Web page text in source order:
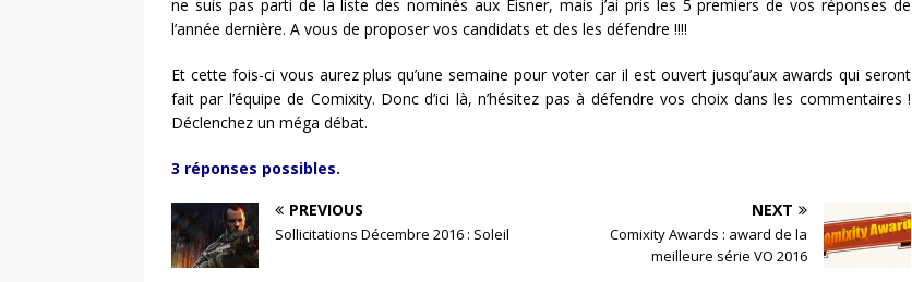
ne suis pas parti de la liste des nominés aux Eisner, mais j’ai pris les 5 premiers de vos réponses de
l’année dernière. A vous de proposer vos candidats et des les défendre !!!!
Et cette fois-ci vous aurez plus qu’une semaine pour voter car il est ouvert jusqu’aux awards qui seront
fait par l’équipe de Comixity. Donc d’ici là, n’hésitez pas à défendre vos choix dans les commentaires !
Déclenchez un méga débat.
3 réponses possibles.
PREVIOUS
Sollicitations Décembre 2016 : Soleil
NEXT
Comixity Awards : award de la
meilleure série VO 2016